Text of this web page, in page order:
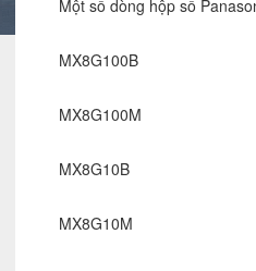
Một số dòng hộp số
MX8G100B
MX8G100M
MX8G10B
MX8G10M